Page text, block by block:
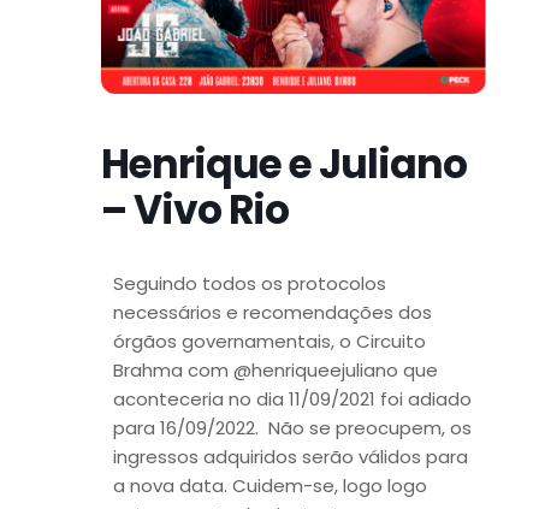
Henrique e Juliano
– Vivo Rio
Seguindo todos os protocolos
necessários e recomendações dos
órgãos governamentais, o Circuito
Brahma com @henriqueejuliano que
aconteceria no dia 11/09/2021 foi adiado
para 16/09/2022. Não se preocupem, os
ingressos adquiridos serão válidos para
a nova data. Cuidem-se, logo logo